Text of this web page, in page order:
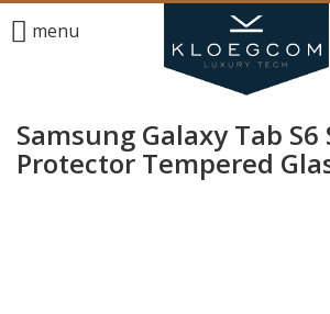
menu
Samsung Galaxy Tab S6
Protector Tempered